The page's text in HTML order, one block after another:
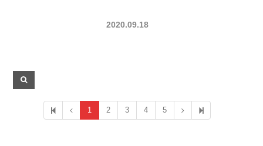
2020.09.18
1 2 3 4 5